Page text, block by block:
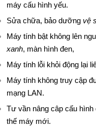
G
G
Á
máy cấu hình yếu.
Sửa chữa, bảo dưỡng vệ
Máy tính bật không lên
xanh, màn hình đen,
Máy tính lỗi khỏi động lại
Máy tính không truy cập
mạng LAN.
Tư vần nâng câp cấu
thế máy mới.